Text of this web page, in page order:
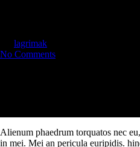
lagrimak
No Comments
Alienum phaedrum torquatos nec
in mei. Mei an pericula euripidis.